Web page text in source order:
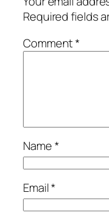
Required fields
Comment*
Name*
Email*